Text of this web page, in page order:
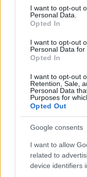
consent section.
I want to opt-out
Personal Data.
Opted In
I want to opt-out
Personal Data for
Opted In
I want to opt-out
Retention, Sale,
Personal Data
Purposes for
Opted Out
Google consents
I want to allow
related to
device identifiers
Digi Sport 2
09:10 Sassuolo -
12:55 Udinese -
15:05 Napoli -
16:55 Lazio -
21:05 Ligue 1,
22:05 Serie A,